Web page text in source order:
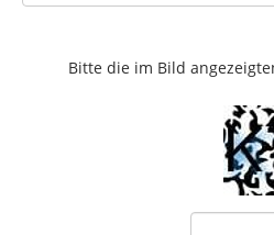
Bitte die im Bild